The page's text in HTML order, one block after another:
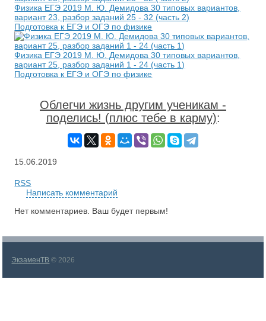
Физика ЕГЭ 2019 М. Ю. Демидова 30 типовых вариантов,
вариант 23, разбор заданий 25 - 32 (часть 2)
Подготовка к ЕГЭ и ОГЭ по физике
Физика ЕГЭ 2019 М. Ю. Демидова 30 типовых вариантов,
вариант 25, разбор заданий 1 - 24 (часть 1)
Подготовка к ЕГЭ и ОГЭ по физике
Облегчи жизнь другим ученикам -
поделись! (плюс тебе в карму):
15.06.2019
RSS
Написать комментарий
Нет комментариев. Ваш будет первым!
ЭкзаменТВ © 2026